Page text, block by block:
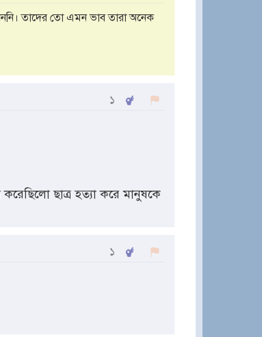
তাদের তো এমন ভাব তারা অনেক
১
ছাত্র হত্যা করে মানুষকে
১